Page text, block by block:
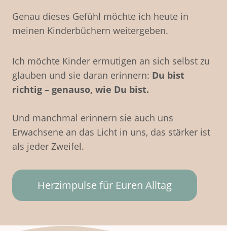
Genau dieses Gefühl möchte ich heute in
meinen Kinderbüchern weitergeben.
Ich möchte Kinder ermutigen an sich selbst zu
glauben und sie daran erinnern: Du bist
richtig – genauso, wie Du bist.
Und manchmal erinnern sie auch uns
Erwachsene an das Licht in uns, das stärker ist
als jeder Zweifel.
Herzimpulse für Euren Alltag